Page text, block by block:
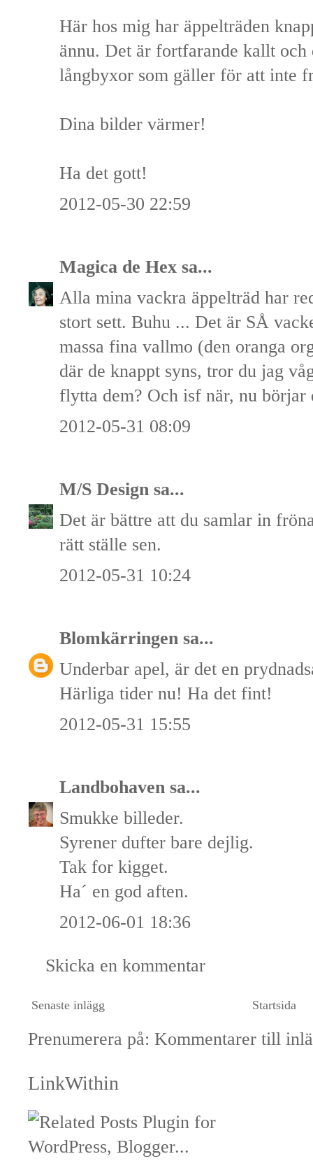
Här hos mig har äppelträden
ännu. Det är fortfarande kallt och
långbyxor som gäller för att inte
Dina bilder värmer!
Ha det gott!
2012-05-30 22:59
Magica de Hex sa...
Alla mina vackra äppelträd har
stort sett. Buhu ... Det är SÅ
massa fina vallmo (den oranga
där de knappt syns, tror du jag
flytta dem? Och isf när, nu börjar
2012-05-31 08:09
M/S Design sa...
Det är bättre att du samlar in
rätt ställe sen.
2012-05-31 10:24
Blomkärringen sa...
Underbar apel, är det en
Härliga tider nu! Ha det fint!
2012-05-31 15:55
Landbohaven sa...
Smukke billeder.
Syrener dufter bare dejlig.
Tak for kigget.
Ha´ en god aften.
2012-06-01 18:36
Skicka en kommentar
Senaste inlägg Startsida
Prenumerera på: Kommentarer till
LinkWithin